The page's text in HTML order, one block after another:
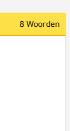
8 Woorden